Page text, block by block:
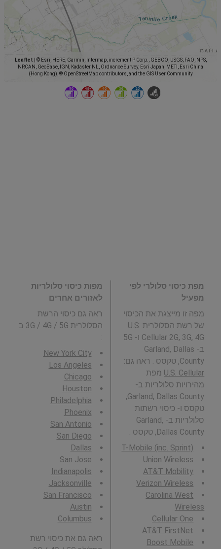
Leaflet
© Esri, HERE, Garmin, Intermap, increment P Corp., GEBCO, USGS, FAO, NPS,
NRCAN, GeoBase, IGN, Kadaster NL, Ordnance Survey, Esri Japan, METI, Esri China
(Hong Kong), © OpenStreetMap contributors, and the GIS User Community
מפת כיסוי סלולרי לפי
מפעיל
מפה זו מייצגת את הכיסוי
של רשת הסלולרית U.S.
Cellular 2G, 3G, 4G ו- 5G
ב- Garland, Dallas
County, טקסס . ראה גם:
U.S. Cellular מפת
מהירויות סלולריות ב-
Garland, Dallas County,
טקסס ו- כיסוי רשתות
סלולריות ב- Garland,
Dallas County, טקסס .
T-Mobile (inc. Sprint)
Union Wireless
AT&T Mobility
Verizon Wireless
Carolina West
Wireless
Cellular One
AT&T FirstNet
Boost Mobile
מפות כיסוי סלולריות
לאזורים אחרים
ראה גם כיסוי הרשת
הסלולרית 3G / 4G / 5G ב
:
New York City
Los Angeles
Chicago
Houston
Philadelphia
Phoenix
San Antonio
San Diego
Dallas
San Jose
Indianapolis
Jacksonville
San Francisco
Austin
Columbus
ראה גם את כיסוי רשת